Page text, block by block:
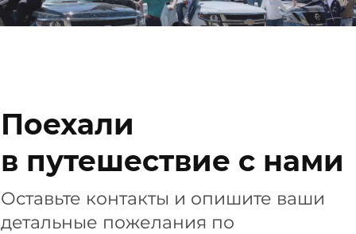
Поехали
в путешествие с нами
Оставьте контакты и опишите ваши
детальные пожелания по